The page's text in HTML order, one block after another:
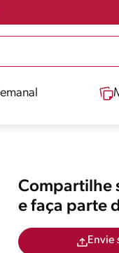
Compartilhe
e faça parte
Envie